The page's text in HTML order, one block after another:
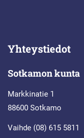
Yhteystiedot
Sotkamon kunta
Markkinatie 1
88600 Sotkamo
Vaihde (08) 615 5811